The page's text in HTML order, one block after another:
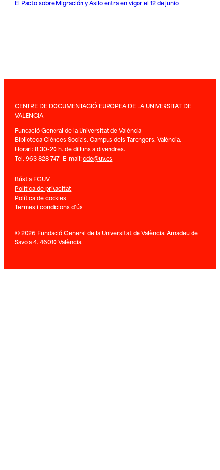
El Pacto sobre Migración y Asilo entra en vigor el 12 de junio
CENTRE DE DOCUMENTACIÓ EUROPEA DE LA UNIVERSITAT DE
VALENCIA
Fundació General de la Universitat de València
Biblioteca Ciènces Socials. Campus dels Tarongers. València.
Horari: 8.30-20 h. de dilluns a divendres.
Tel. 963 828 747 E-mail:cde@uv.es
Bústia FGUV|
Política de privacitat
Política de cookies |
Termes i condicions d’ús
© 2026 Fundació General de la Universitat de València. Amadeu de
Savoia 4. 46010 València.